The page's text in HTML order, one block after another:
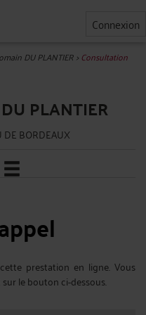
Connexion
DU PLANTIER> Consultation
PLANTIER
DE BORDEAUX
prestation en ligne. Vous
le bouton ci-dessous.